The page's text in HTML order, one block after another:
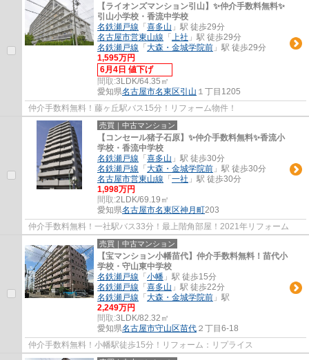
【ライオンズマンション引山】✨️仲介手数料無料✨️
引山小学校・香流中学校
名鉄瀬戸線 「 喜多山 」駅 徒歩29分
名古屋市営東山線 「 上社 」駅 徒歩29分
名鉄瀬戸線 「 大森・金城学院前 」駅 徒歩29分
1,595万円
6月4日 値下げ
間取:3LDK/64.35㎡
愛知県名古屋市名東区引山 １丁目1205
仲介手数料無料！藤ヶ丘駅バス15分！リフォーム物件！
売買｜中古マンション
【コンセール猪子石原】✨️仲介手数料無料✨️香流小
学校・香流中学校
名鉄瀬戸線 「 喜多山 」駅 徒歩30分
名鉄瀬戸線 「 大森・金城学院前 」駅 徒歩30分
名古屋市営東山線 「 一社 」駅 徒歩30分
1,998万円
間取:2LDK/69.19㎡
愛知県名古屋市名東区神月町203
仲介手数料無料！一社駅バス33分！最上階角部屋！2021年リフォーム
売買｜中古マンション
【宝マンション小幡苗代】仲介手数料無料！苗代小
学校・守山東中学校
名鉄瀬戸線 「 小幡 」駅 徒歩15分
名鉄瀬戸線 「 喜多山 」駅 徒歩22分
名鉄瀬戸線 「 大森・金城学院前 」駅
2,249万円
間取:3LDK/82.32㎡
愛知県名古屋市守山区苗代 ２丁目6-18
仲介手数料無料！小幡駅徒歩15分！リフォーム：リプライス